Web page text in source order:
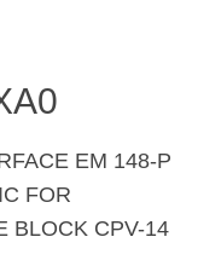
EM 148-P
FOR
BLOCK CPV-14